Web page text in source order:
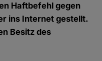
Haftbefehl gegen
ins Internet gestellt.
Besitz des